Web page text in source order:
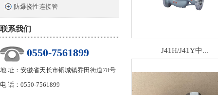
防爆挠性连接管
联系我们
0550-7561899
地 址：安徽省天长市铜城镇乔田街道78号
电 话：0550-7561899
J41H/J41Y中...